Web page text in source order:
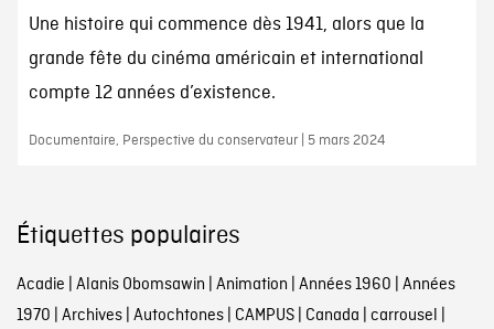
Une histoire qui commence dès 1941, alors que la
grande fête du cinéma américain et international
compte 12 années d’existence.
Documentaire, Perspective du conservateur | 5 mars 2024
Étiquettes populaires
Acadie | Alanis Obomsawin | Animation | Années 1960 | Années
1970 | Archives| Autochtones| CAMPUS| Canada | carrousel |